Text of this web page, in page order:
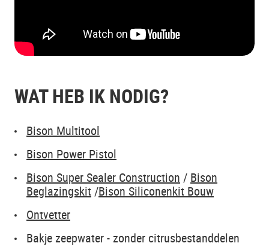
WAT HEB IK NODIG?
Bison Multitool
Bison Power Pistol
Bison Super Sealer Construction / Bison
Beglazingskit /Bison Siliconenkit Bouw
Ontvetter
Bakje zeepwater - zonder citrusbestanddelen